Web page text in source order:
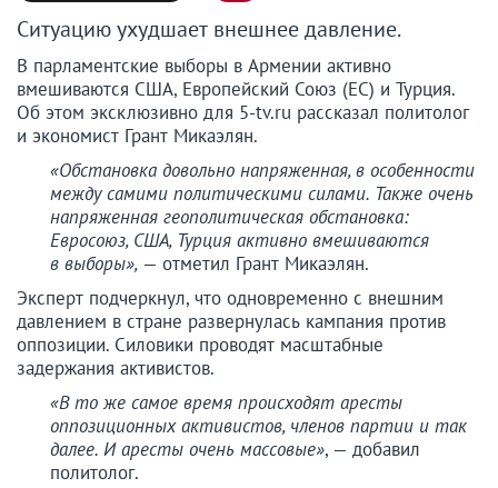
Ситуацию ухудшает внешнее давление.
В парламентские выборы в Армении активно
вмешиваются США, Европейский Союз (ЕС) и Турция.
Об этом эксклюзивно для 5-tv.ru рассказал политолог
и экономист Грант Микаэлян.
«Обстановка довольно напряженная, в особенности
между самими политическими силами. Также очень
напряженная геополитическая обстановка:
Евросоюз, США, Турция активно вмешиваются
в выборы», — отметил Грант Микаэлян.
Эксперт подчеркнул, что одновременно с внешним
давлением в стране развернулась кампания против
оппозиции. Силовики проводят масштабные
задержания активистов.
«В то же самое время происходят аресты
оппозиционных активистов, членов партии и так
далее. И аресты очень массовые», — добавил
политолог.